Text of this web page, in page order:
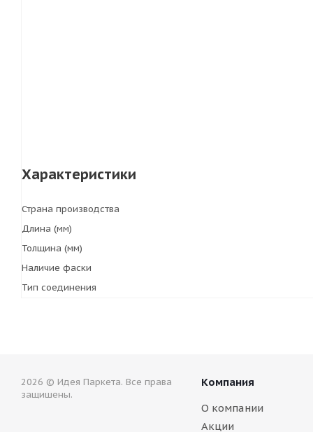
Характеристики
Страна производства
Длина (мм)
Толщина (мм)
Наличие фаски
Тип соединения
2026 © Идея Паркета. Все права
защишены.
Компания
О компании
Акции